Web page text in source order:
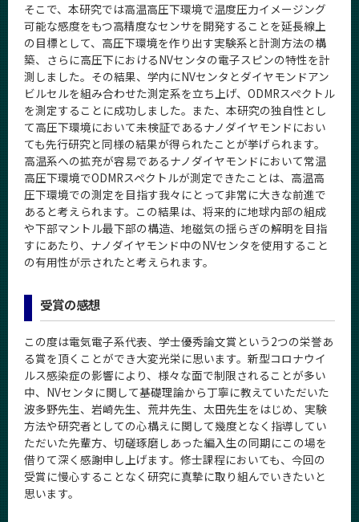
そこで、本研究では高温高圧下環境で温度圧力イメージング
可能な感度をもつ高精度なセンサを開発することを延長線上
の目標として、高圧下環境を作り出す実験系と計測方法の構
築、さらに高圧下におけるNVセンタの電子スピンの特性を計
測しました。その結果、学内にNVセンタとダイヤモンドアン
ビルセルを組み合わせた測定系を立ち上げ、ODMRスペクトル
を測定することに成功しました。また、本研究の独自性とし
て高圧下環境において未検証であるナノダイヤモンドにおい
ても先行研究と同様の結果が得られたことが挙げられます。
高温系への拡充が容易であるナノダイヤモンドにおいて常温
高圧下環境でODMRスペクトルが測定できたことは、高温高
圧下環境での測定を目指す我々にとって非常に大きな前進で
あると考えられます。この結果は、将来的に地球内部の組成
や下部マントル最下部の構造、地磁気の揺らぎの解明を目指
すにあたり、ナノダイヤモンド中のNVセンタを使用すること
の有用性が示されたと考えられます。
受賞の感想
この度は電気電子系代表、学士優秀論文賞という2つの栄誉あ
る賞を頂くことができ大変光栄に思います。新型コロナウイ
ルス感染症の影響により、様々な面で制限されることが多い
中、NVセンタに関して基礎理論から丁寧に教えていただいた
波多野先生、岩崎先生、荒井先生、太田先生をはじめ、実験
方法や研究者としての心構えに関して幾度となく指導してい
ただいた先輩方、切磋琢磨しあった編入生の同期にこの場を
借りて深く感謝申し上げます。修士課程においても、今回の
受賞に慢心することなく研究に真摯に取り組んでいきたいと
思います。